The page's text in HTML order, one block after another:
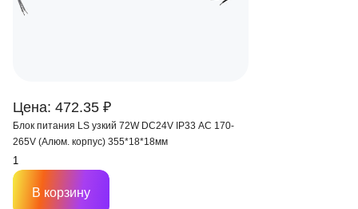
Цена: 472.35 ₽
Блок питания LS узкий 72W DC24V IP33 AC 170-
265V (Алюм. корпус) 355*18*18мм
В корзину